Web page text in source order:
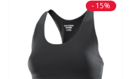
- 15%